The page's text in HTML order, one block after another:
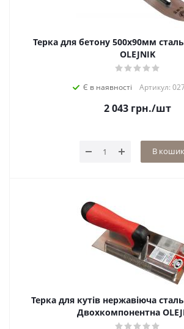
Терка для бетону 500х90мм
OLEJNIK
Є в наявності Артикул:
2 043 грн./шт
В кошик
Терка для кутів нержавіюча
Двохкомпонентна